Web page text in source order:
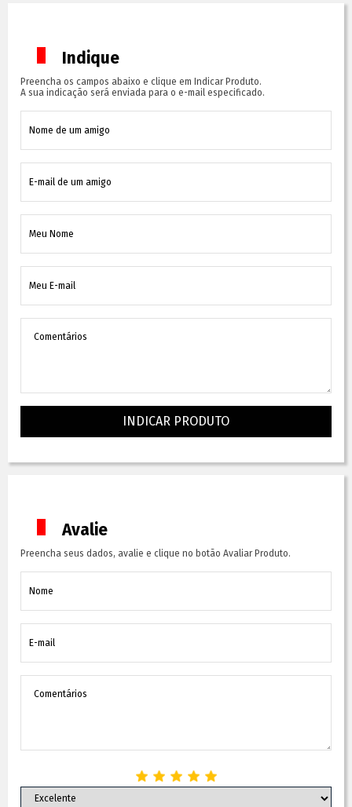
Indique
Preencha os campos abaixo e clique em Indicar Produto.
A sua indicação será enviada para o e-mail especificado.
INDICAR PRODUTO
Avalie
Preencha seus dados, avalie e clique no botão Avaliar Produto.